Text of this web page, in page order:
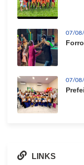
07/
07/
LINKS